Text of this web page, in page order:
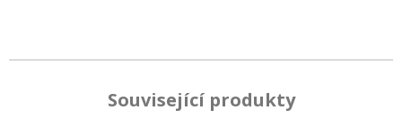
Související produkty